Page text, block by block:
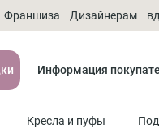
Франшиза Дизайнерам
Информация
Кресла и пуфы